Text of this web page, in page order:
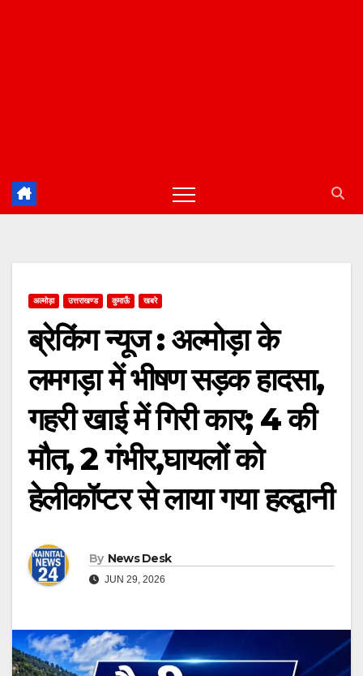
अल्मोड़ा उत्तराखण्ड कुमाऊँ खबरे
ब्रेकिंग न्यूज : अल्मोड़ा के
लमगड़ा में भीषण सड़क हादसा,
गहरी खाई में गिरी कार; 4 की
मौत, 2 गंभीर,घायलों को
हेलीकॉप्टर से लाया गया हल्द्वानी
By News Desk
JUN 29, 2026